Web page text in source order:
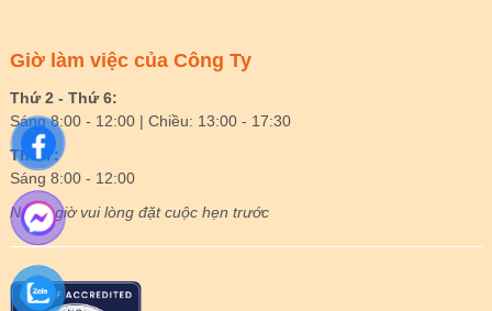
Giờ làm việc của Công Ty
Thứ 2 - Thứ 6:
Sáng 8:00 - 12:00 | Chiều: 13:00 - 17:30
Thứ 7:
Sáng 8:00 - 12:00
Ngoài giờ vui lòng đặt cuộc hẹn trước